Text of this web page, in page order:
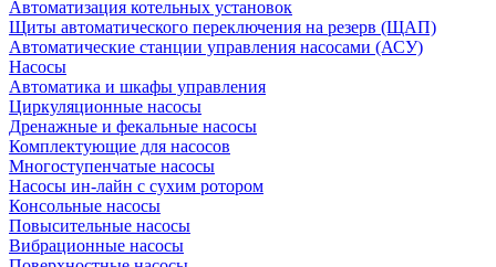
Автоматизация котельных установок
Щиты автоматического переключения на резерв (ЩАП)
Автоматические станции управления насосами (АСУ)
Насосы
Автоматика и шкафы управления
Циркуляционные насосы
Дренажные и фекальные насосы
Комплектующие для насосов
Многоступенчатые насосы
Насосы ин-лайн с сухим ротором
Консольные насосы
Повысительные насосы
Вибрационные насосы